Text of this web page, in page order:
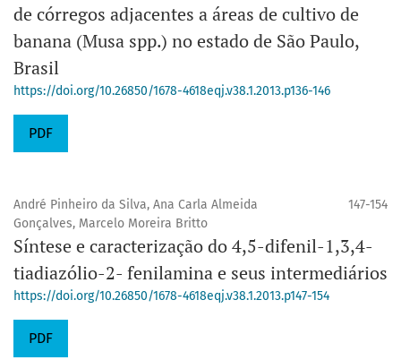
de córregos adjacentes a áreas de cultivo de
banana (Musa spp.) no estado de São Paulo,
Brasil
https://doi.org/10.26850/1678-4618eqj.v38.1.2013.p136-146
PDF
André Pinheiro da Silva, Ana Carla Almeida
Gonçalves, Marcelo Moreira Britto
147-154
Síntese e caracterização do 4,5-difenil-1,3,4-
tiadiazólio-2- fenilamina e seus intermediários
https://doi.org/10.26850/1678-4618eqj.v38.1.2013.p147-154
PDF